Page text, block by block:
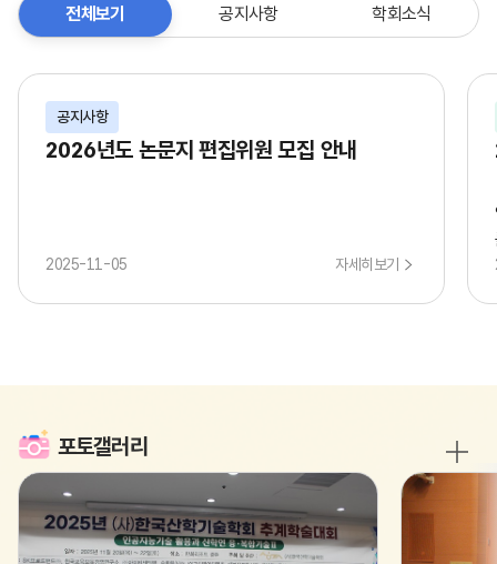
전체보기
공지사항
2026년도 논문지 편집위원 모집 안내
2025-11-05 자세히보기
공지사항 학회소식
포토갤러리
F69121AF83F049B8A8CAD66CC8B33C35.jpg